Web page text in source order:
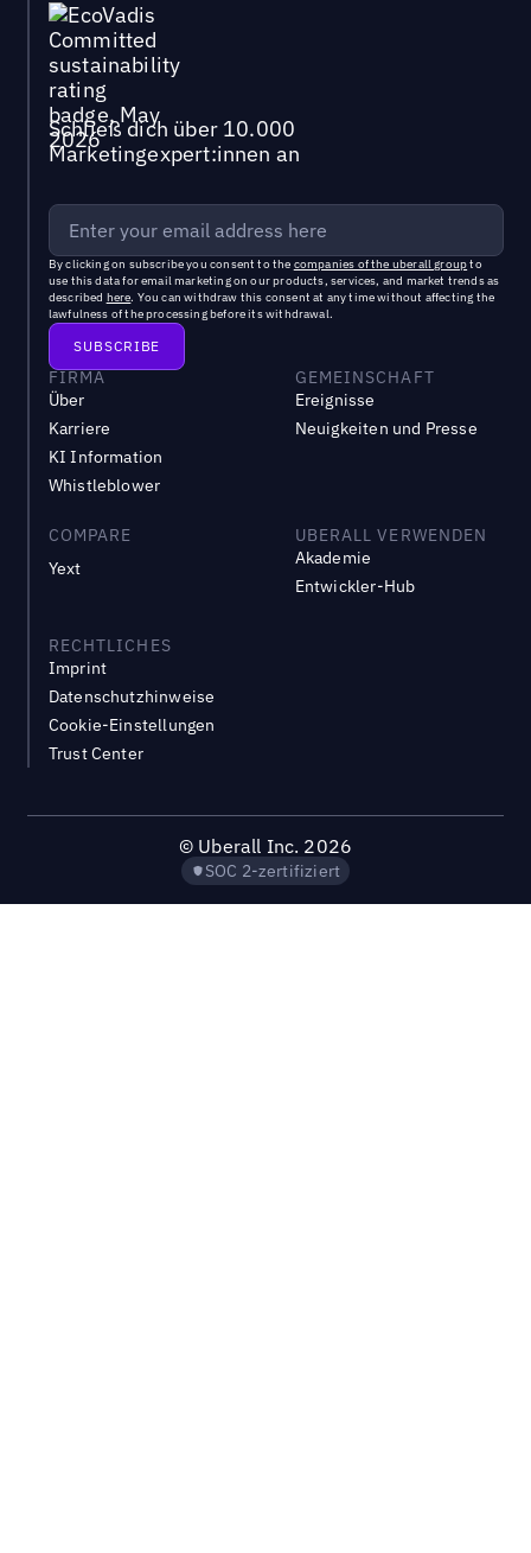
Schließ dich über 10.000
Marketingexpert:innen an
By clicking on subscribe you consent to the companies of the uberall groupto
use this data for email marketing on our products, services, and market trends as
described here. You can withdraw this consent at any time without affecting the
lawfulness of the processing before its withdrawal.
FIRMA
Über
Karriere
KI Information
Whistleblower
GEMEINSCHAFT
Ereignisse
Neuigkeiten und Presse
COMPARE
Yext
UBERALL VERWENDEN
Akademie
Entwickler-Hub
RECHTLICHES
Imprint
Datenschutzhinweise
Cookie-Einstellungen
Trust Center
© Uberall Inc. 2026
SOC 2-zertifiziert